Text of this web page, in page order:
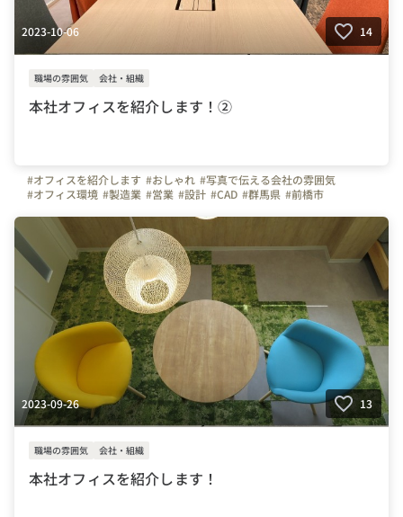
2023-10-06 14
職場の雰囲気 会社・組織
本社オフィスを紹介します！②
#オフィスを紹介します #おしゃれ #写真で伝える会社の雰囲気
#オフィス環境 #製造業 #営業 #設計 #CAD #群馬県 #前橋市
#カイエー共和コンクリート
2023-09-26 13
職場の雰囲気 会社・組織
本社オフィスを紹介します！